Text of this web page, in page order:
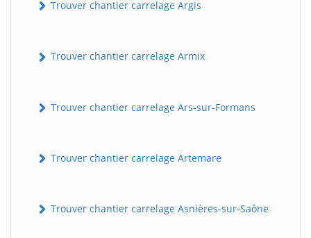
Trouver chantier carrelage Argis
Trouver chantier carrelage Armix
Trouver chantier carrelage Ars-sur-Formans
Trouver chantier carrelage Artemare
Trouver chantier carrelage Asnières-sur-Saône